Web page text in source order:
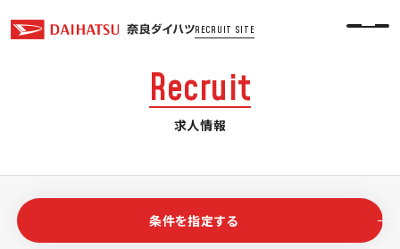
RECRUIT SITE
Recruit
求人情報
条件を指定する